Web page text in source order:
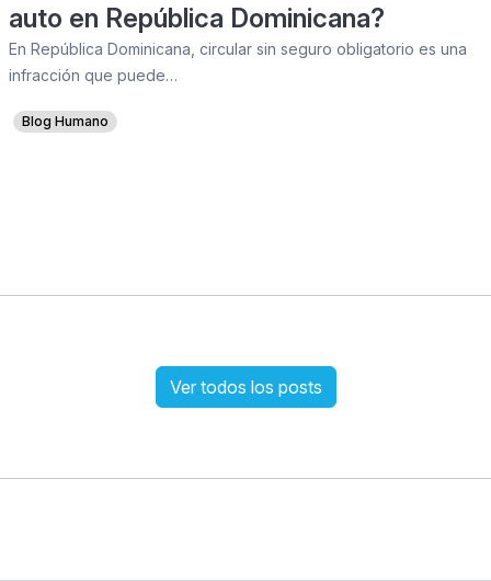
auto en República Dominicana?
En República Dominicana, circular sin seguro obligatorio es una
infracción que puede…
Blog Humano
Ver todos los posts